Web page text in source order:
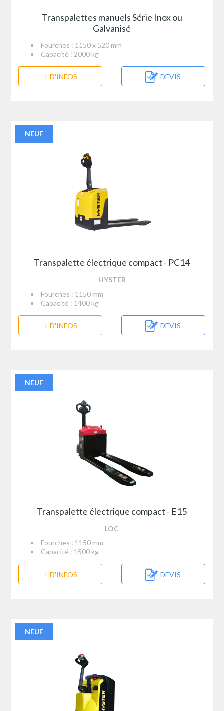
Transpalettes manuels Série Inox ou
Galvanisé
Fourches : 1150 x 520 mm
Capacité : 2000 kg
+ D'INFOS DEVIS
NEUF
Transpalette électrique compact - PC14
HYSTER
Fourches : 1150 mm
Capacité : 1400 kg
+ D'INFOS DEVIS
NEUF
Transpalette électrique compact - E15
LOC
Fourches : 1150 mm
Capacité : 1500 kg
+ D'INFOS DEVIS
NEUF